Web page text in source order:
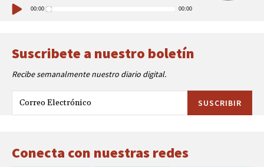
de
audio 00:00 00:00
Suscribete a nuestro boletín
Recibe semanalmente nuestro diario digital.
SUSCRIBIR
Conecta con nuestras redes